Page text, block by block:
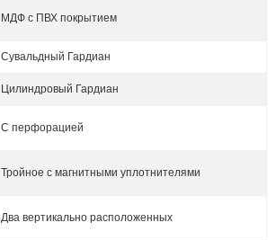
МДФ с ПВХ покрытием
Сувальдный Гардиан
Цилиндровый Гардиан
С перфорацией
Тройное с магнитными уплотнителями
Два вертикально расположенных